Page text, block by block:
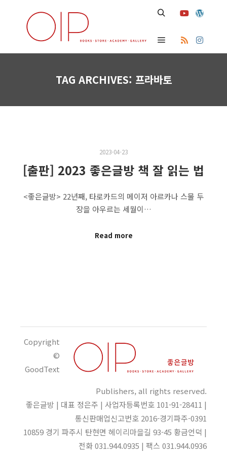
Main menu
TAG ARCHIVES: 프라바토
2023-04-23
[출판] 2023 좋은글방 책 잘 읽는 법
<좋은글방> 22년째, 타로카드의 메이저 아르카나 스물 두
장을 아우르는 세월이…
Read more
Copyright
©
GoodText
Publishers, all rights reserved.
좋은글방 | 대표 정은주 | 사업자등록번호 101-91-28411 |
통신판매업신고번호 2016-경기파주-0391
10859 경기 파주시 탄현면 헤이리마을길 93-45 황금언덕 |
전화 031.944.0935 | 팩스 031.944.0936